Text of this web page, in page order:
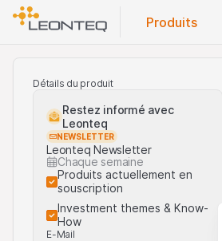
Produits
Détails du produit
Restez informé avec
Leonteq
NEWSLETTER
Leonteq Newsletter
Chaque semaine
Produits actuellement en
souscription
Investment themes & Know-
How
E-Mail